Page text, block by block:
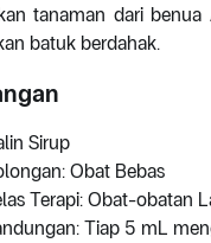
tanaman dari
batuk berdahak.
Sirup
Obat Bebas
Terapi: Obat-obatan
Tiap 5 mL